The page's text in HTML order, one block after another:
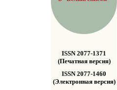
ISSN 2077-1371
(Печатная версия)
ISSN 2077-1460
(Электронная версия)